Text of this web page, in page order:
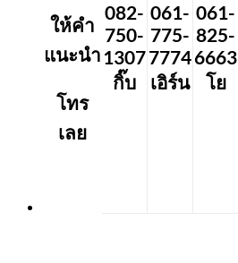
ให้คำ
แนะนำ
โทร
เลย
082-
750-
1307
กิ๊บ
061-
775-
7774
เอิร์น
061-
825-
6663
โย